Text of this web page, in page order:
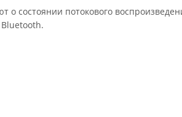
состоянии потокового